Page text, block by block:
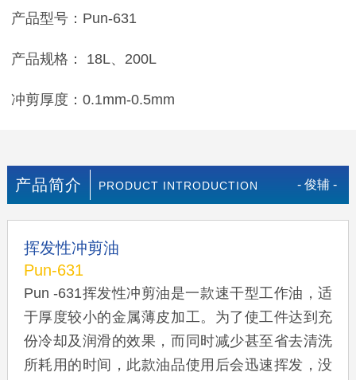
产品型号：Pun-631
产品规格： 18L、200L
冲剪厚度：0.1mm-0.5mm
产品简介 PRODUCT INTRODUCTION - 俊辅 -
挥发性冲剪油
Pun-631
Pun -631挥发性冲剪油是一款速干型工作油，适
于厚度较小的金属薄皮加工。为了使工件达到充
份冷却及润滑的效果，而同时减少甚至省去清洗
所耗用的时间，此款油品使用后会迅速挥发，没